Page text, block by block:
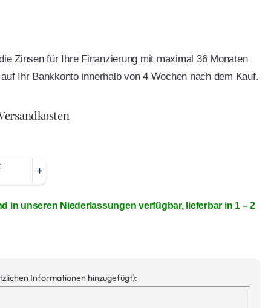
Zinsen für Ihre Finanzierung mit maximal 36 Monaten
Ihr Bankkonto innerhalb von 4 Wochen nach dem Kauf.
in unseren Niederlassungen verfügbar, lieferbar in 1 – 2
Informationen hinzugefügt):